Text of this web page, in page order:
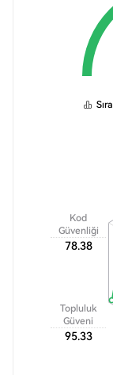
Kod
Güvenliği
78.38
Topluluk
Güveni
95.33